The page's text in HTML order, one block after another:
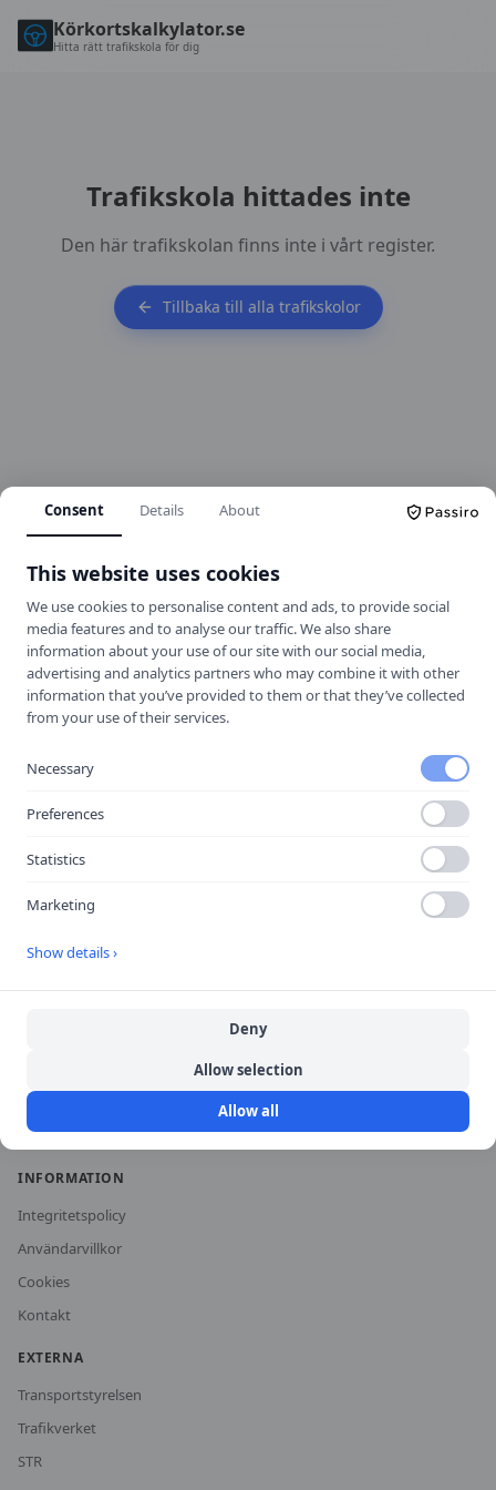
Körkortskalkylator.se
Hitta rätt trafikskola för dig
Trafikskola hittades inte
Den här trafikskolan finns inte i vårt register.
Tillbaka till alla trafikskolor
Körkortskalkylator
Hitta rätt trafikskola för dig.
UTFORSKA
Jämför trafikskolor
Kalkylator
Trafikskolor
Vägmärken
Halkbanor
Lokala guider
Om oss
Vanliga frågor
INFORMATION
Integritetspolicy
Användarvillkor
Cookies
Kontakt
EXTERNA
Transportstyrelsen
Trafikverket
STR
Consent Details About
This website uses cookies
We use cookies to personalise content and ads, to provide social
media features and to analyse our traffic. We also share
information about your use of our site with our social media,
advertising and analytics partners who may combine it with other
information that you’ve provided to them or that they’ve collected
from your use of their services.
Necessary
Preferences
Statistics
Marketing
Show details ›
Deny
Allow selection
Allow all